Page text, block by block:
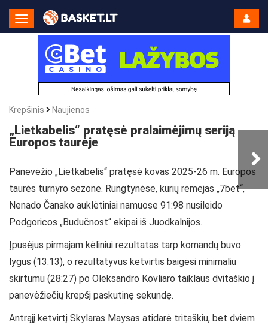
Toggle
Navigation
Krepšinis Naujienos
„Lietkabelis“ pratęsė pralaimėjimų seriją
Europos taurėje
Panevėžio „Lietkabelis“ pratęsė kovas 2025-26 m. Europos
taurės turnyro sezone. Rungtynėse, kurių rėmėjas „7bet“,
Nenado Čanako auklėtiniai namuose 91:98 nusileido
Podgoricos „Budučnost“ ekipai iš Juodkalnijos.
Įpusėjus pirmajam kėliniui rezultatas tarp komandų buvo
lygus (13:13), o rezultatyvus ketvirtis baigėsi minimaliu
skirtumu (28:27) po Oleksandro Kovliaro taiklaus dvitaškio į
panevėžiečių krepšį paskutinę sekundę.
Antrąjį ketvirtį Skylaras Maysas atidarė tritaškiu, bet dviem